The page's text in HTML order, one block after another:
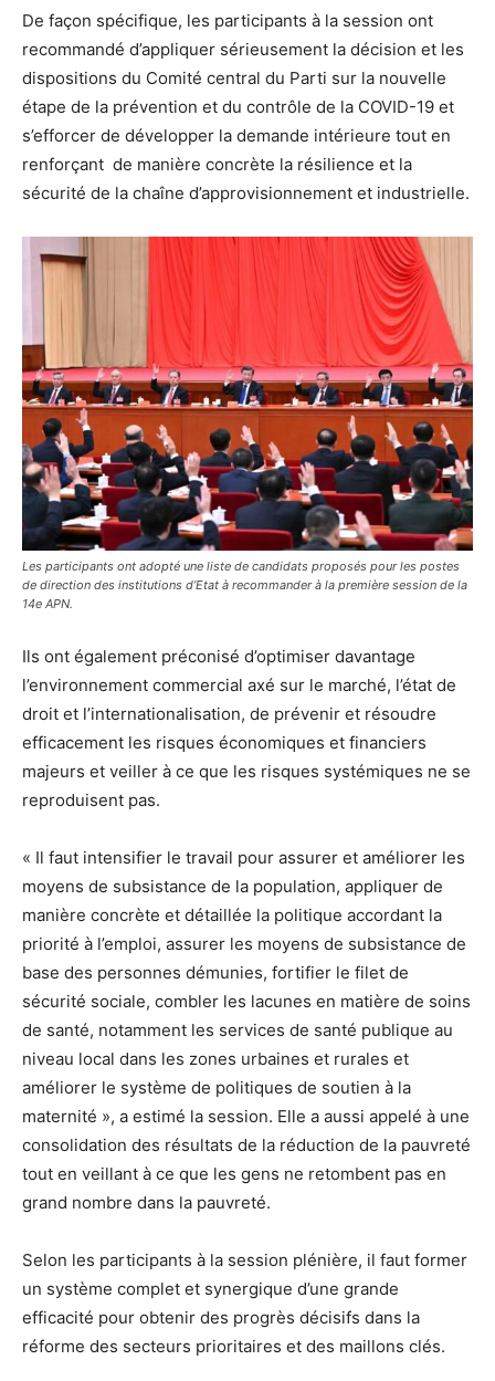
De façon spécifique, les participants à la session ont
recommandé d’appliquer sérieusement la décision et les
dispositions du Comité central du Parti sur la nouvelle
étape de la prévention et du contrôle de la COVID-19 et
s’efforcer de développer la demande intérieure tout en
renforçant de manière concrète la résilience et la
sécurité de la chaîne d’approvisionnement et industrielle.
Les participants ont adopté une liste de candidats proposés pour les postes
de direction des institutions d’Etat à recommander à la première session de la
14e APN.
Ils ont également préconisé d’optimiser davantage
l’environnement commercial axé sur le marché, l’état de
droit et l’internationalisation, de prévenir et résoudre
efficacement les risques économiques et financiers
majeurs et veiller à ce que les risques systémiques ne se
reproduisent pas.
« Il faut intensifier le travail pour assurer et améliorer les
moyens de subsistance de la population, appliquer de
manière concrète et détaillée la politique accordant la
priorité à l’emploi, assurer les moyens de subsistance de
base des personnes démunies, fortifier le filet de
sécurité sociale, combler les lacunes en matière de soins
de santé, notamment les services de santé publique au
niveau local dans les zones urbaines et rurales et
améliorer le système de politiques de soutien à la
maternité », a estimé la session. Elle a aussi appelé à une
consolidation des résultats de la réduction de la pauvreté
tout en veillant à ce que les gens ne retombent pas en
grand nombre dans la pauvreté.
Selon les participants à la session plénière, il faut former
un système complet et synergique d’une grande
efficacité pour obtenir des progrès décisifs dans la
réforme des secteurs prioritaires et des maillons clés.